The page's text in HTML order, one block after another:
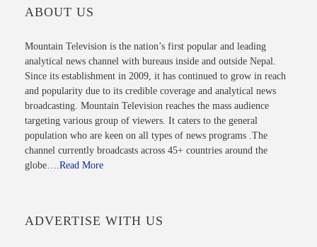
ABOUT US
Mountain Television is the nation’s first popular and leading
analytical news channel with bureaus inside and outside Nepal.
Since its establishment in 2009, it has continued to grow in reach
and popularity due to its credible coverage and analytical news
broadcasting. Mountain Television reaches the mass audience
targeting various group of viewers. It caters to the general
population who are keen on all types of news programs .The
channel currently broadcasts across 45+ countries around the
globe…. Read More
ADVERTISE WITH US